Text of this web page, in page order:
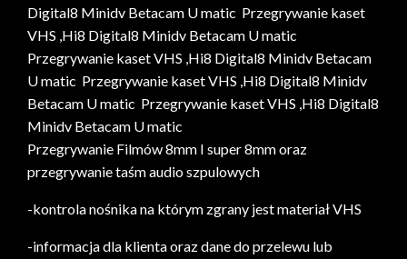
Digital8 Minidv Betacam U matic Przegrywanie kaset
VHS ,Hi8 Digital8 Minidv Betacam U matic
Przegrywanie kaset VHS ,Hi8 Digital8 Minidv Betacam
U matic Przegrywanie kaset VHS ,Hi8 Digital8 Minidv
Betacam U matic Przegrywanie kaset VHS ,Hi8 Digital8
Minidv Betacam U matic
Przegrywanie Filmów 8mm I super 8mm oraz
przegrywanie taśm audio szpulowych
-kontrola nośnika na którym zgrany jest materiał VHS
-informacja dla klienta oraz dane do przelewu lub